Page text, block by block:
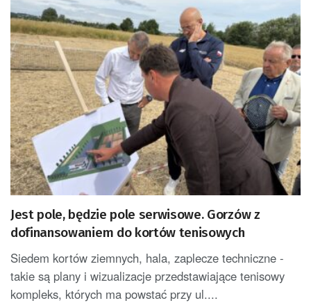
Jest pole, będzie pole serwisowe. Gorzów z
dofinansowaniem do kortów tenisowych
Siedem kortów ziemnych, hala, zaplecze techniczne -
takie są plany i wizualizacje przedstawiające tenisowy
kompleks, których ma powstać przy ul....